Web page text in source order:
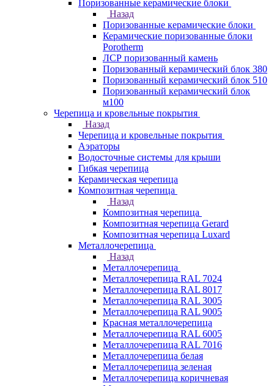
Поризованные керамические блоки
Назад
Поризованные керамические блоки
Керамические поризованные блоки
Porotherm
ЛСР поризованный камень
Поризованный керамический блок 380
Поризованный керамический блок 510
Поризованный керамический блок
м100
Черепица и кровельные покрытия
Назад
Черепица и кровельные покрытия
Аэраторы
Водосточные системы для крыши
Гибкая черепица
Керамическая черепица
Композитная черепица
Назад
Композитная черепица
Композитная черепица Gerard
Композитная черепица Luxard
Металлочерепица
Назад
Металлочерепица
Металлочерепица RAL 7024
Металлочерепица RAL 8017
Металлочерепица RAL 3005
Металлочерепица RAL 9005
Красная металлочерепица
Металлочерепица RAL 6005
Металлочерепица RAL 7016
Металлочерепица белая
Металлочерепица зеленая
Металлочерепица коричневая